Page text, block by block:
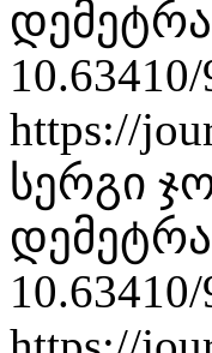
https://
სერგი